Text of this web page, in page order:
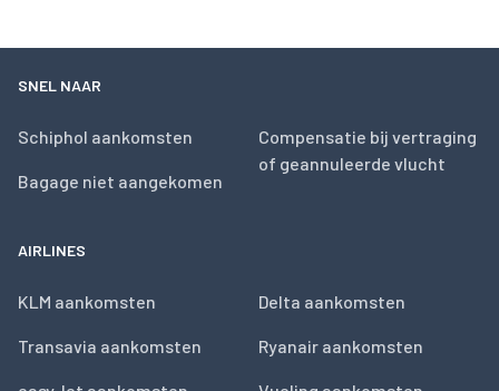
SNEL NAAR
Schiphol aankomsten
Bagage niet aangekomen
Compensatie bij vertraging
of geannuleerde vlucht
AIRLINES
KLM aankomsten
Transavia aankomsten
Delta aankomsten
Ryanair aankomsten